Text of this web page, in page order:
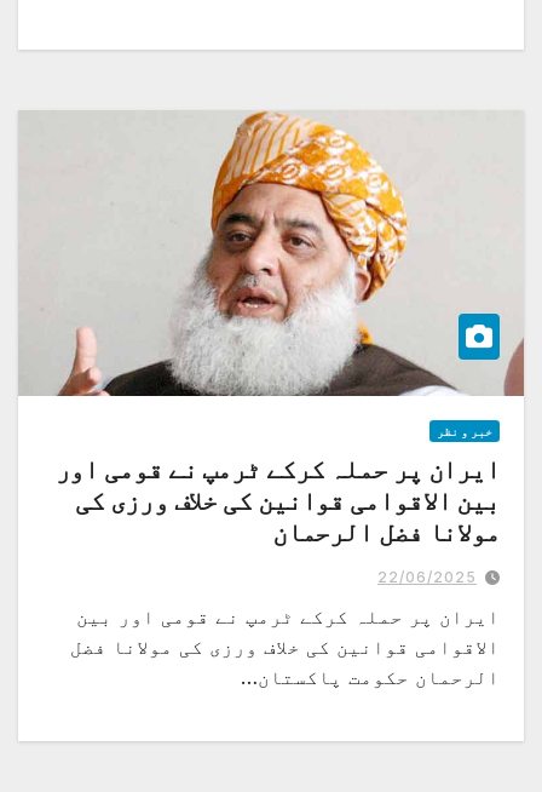
خبر و نظر
ایران پر حملہ کرکے ٹرمپ نے قومی اور
بین الاقوامی قوانین کی خلاف ورزی کی
مولانا فضل الرحمان
دوستی چاہتے ہیں لیکن غلامی نہیں چاہتے ہیں
22/06/2025
ایران پر حملہ کرکے ٹرمپ نے قومی اور بین
الاقوامی قوانین کی خلاف ورزی کی مولانا فضل
الرحمان حکومت پاکستان…